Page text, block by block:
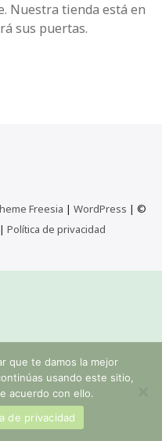
Nuestra tienda está en
sus puertas.
Freesia |WordPress | ©
|Política de privacidad
que te damos la mejor
usando este sitio,
acuerdo con ello.
de privacidad